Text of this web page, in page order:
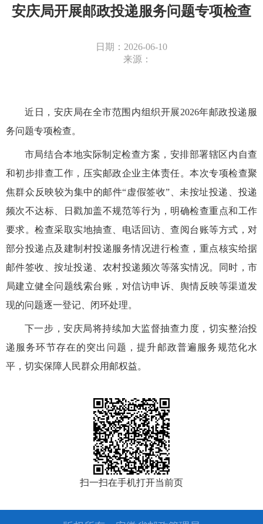
安庆局开展邮政投递服务问题专项检查
日期：2026-06-10
来源：
近日，安庆局在全市范围内组织开展2026年邮政投递服
务问题专项检查。
市局结合本地实际制定检查方案，安排部署辖区内自查
和初步排查工作，压实邮政企业主体责任。本次专项检查聚
焦群众反映较为集中的邮件“虚假签收”、未按址投递、投递
频次不达标、日戳加盖不规范等行为，明确检查重点和工作
要求。检查采取实地抽查、电话回访、查阅台账等方式，对
部分投递点及建制村投递服务情况进行检查，重点核实给据
邮件签收、按址投递、农村投递频次等落实情况。同时，市
局建立健全问题线索台账，对信访申诉、舆情反映等渠道发
现的问题逐一登记、闭环处理。
下一步，安庆局将持续加大监督抽查力度，切实整治投
递服务环节存在的突出问题，提升邮政普遍服务规范化水
平，切实保障人民群众用邮权益。
扫一扫在手机打开当前页